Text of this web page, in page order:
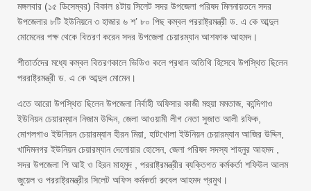
মঙ্গলবার (১৫ ডিসেম্বর) বিকাল ৪টায় সিলেট সদর উপজেলা পরিষদ মিলনায়তনে সদর
উপজেলার ৮টি ইউনিয়নে ৩ হাজার ৬ শ’ ৮০ পিছ কম্বল পররাষ্ট্রমন্ত্রী ড. এ কে আব্দুল
মোমেনের পক্ষ থেকে বিতরণ করেন সদর উপজেলা চেয়ারম্যান আশফাক আহমদ।
শীতার্তদের মধ্যে কম্বল বিতরণকালে ভিডিও কলে প্রধান অতিথি হিসেবে উপস্থিত ছিলেন
পররাষ্ট্রমন্ত্রী ড. এ কে আব্দুল মোমেন।
এতে আরো উপস্থিত ছিলেন উপজেলা নির্বাহী অফিসার কাজী মহুয়া মমতাজ, কান্দিগাও
ইউনিয়ন চেয়ারম্যান নিজাম উদ্দিন, জেলা আওয়ামী লীগ নেতা সুজাত আলী রফিক,
মোগলগাও ইউনিয়ন চেয়ারম্যান হীরন মিয়া, হাটখোলা ইউনিয়ন চেয়ারম্যান আজির উদ্দিন,
খাদিমনগর ইউনিয়ন চেয়ারম্যান দেলোয়ার হোসেন, জেলা পরিষদ সদস্য শাহনুর আহমদ ,
সদর উপজেলা পি আই ও হিরন মাহমুদ , পররাষ্ট্রমন্ত্রীর ব্যক্তিগত কর্মকর্তা শফিউল আলম
জুয়েল ও পররাষ্ট্রমন্ত্রীর সিলেট অফিস কর্মকর্তা রুবেল আহমদ প্রমুখ।